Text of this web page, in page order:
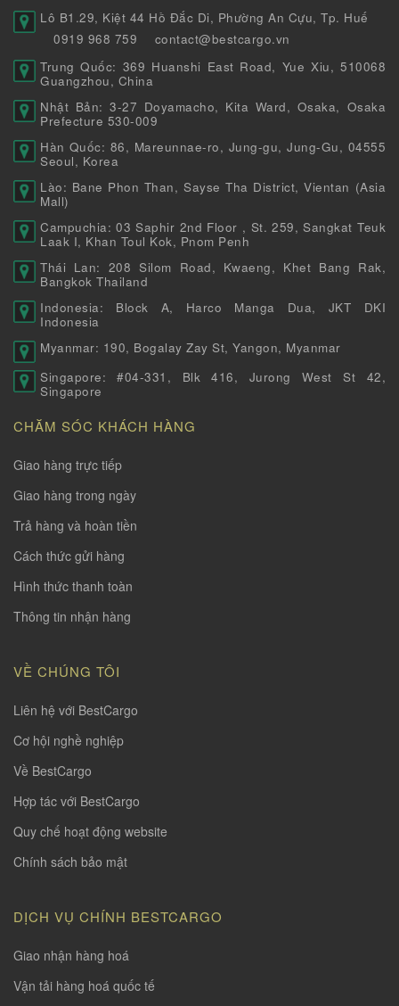
Lô B1.29, Kiệt 44 Hồ Đắc Di, Phường An Cựu, Tp. Huế
0919 968 759
contact@bestcargo.vn
Trung Quốc: 369 Huanshi East Road, Yue Xiu, 510068
Guangzhou, China
Nhật Bản: 3-27 Doyamacho, Kita Ward, Osaka, Osaka
Prefecture 530-009
Hàn Quốc: 86, Mareunnae-ro, Jung-gu, Jung-Gu, 04555
Seoul, Korea
Lào: Bane Phon Than, Sayse Tha District, Vientan (Asia
Mall)
Campuchia: 03 Saphir 2nd Floor , St. 259, Sangkat Teuk
Laak I, Khan Toul Kok, Pnom Penh
Thái Lan: 208 Silom Road, Kwaeng, Khet Bang Rak,
Bangkok Thailand
Indonesia: Block A, Harco Manga Dua, JKT DKI
Indonesia
Myanmar: 190, Bogalay Zay St, Yangon, Myanmar
Singapore: #04-331, Blk 416, Jurong West St 42,
Singapore
CHĂM SÓC KHÁCH HÀNG
Giao hàng trực tiếp
Giao hàng trong ngày
Trả hàng và hoàn tiền
Cách thức gửi hàng
Hình thức thanh toàn
Thông tin nhận hàng
VỀ CHÚNG TÔI
Liên hệ với BestCargo
Cơ hội nghề nghiệp
Về BestCargo
Hợp tác với BestCargo
Quy chế hoạt động website
Chính sách bảo mật
DỊCH VỤ CHÍNH BESTCARGO
Giao nhận hàng hoá
Vận tải hàng hoá quốc tế